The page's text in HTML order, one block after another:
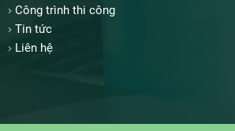
Công trình thi công
Tin tức
Liên hệ